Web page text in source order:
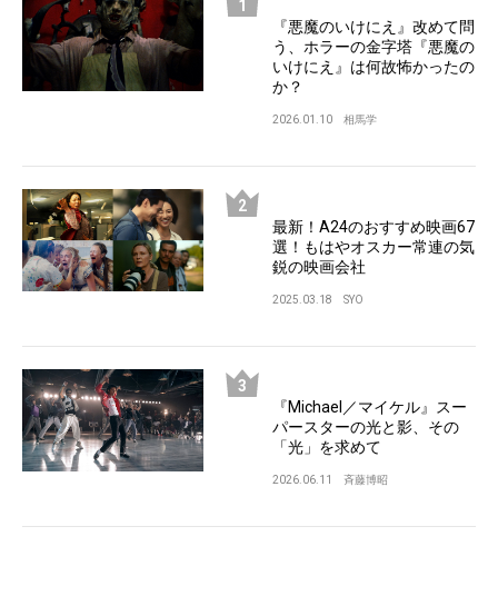
『悪魔のいけにえ』改めて問
う、ホラーの金字塔『悪魔の
いけにえ』は何故怖かったの
か？
2026.01.10 相馬学
最新！A24のおすすめ映画67
選！もはやオスカー常連の気
鋭の映画会社
2025.03.18 SYO
『Michael／マイケル』スー
パースターの光と影、その
「光」を求めて
2026.06.11 斉藤博昭